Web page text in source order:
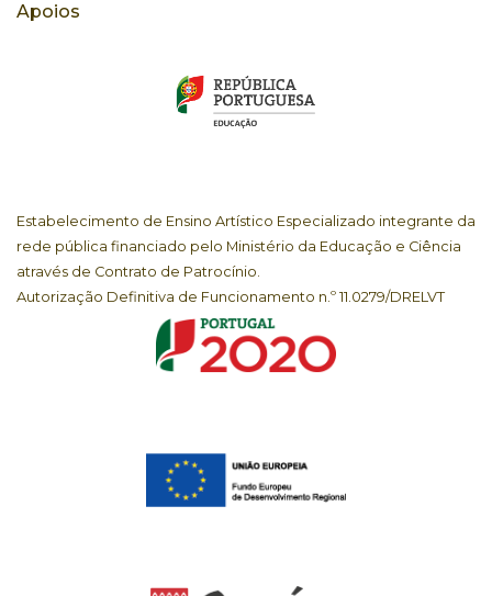
Apoios
Estabelecimento de Ensino Artístico Especializado integrante da
rede pública financiado pelo Ministério da Educação e Ciência
através de Contrato de Patrocínio.
Autorização Definitiva de Funcionamento n.º 11.0279/DRELVT